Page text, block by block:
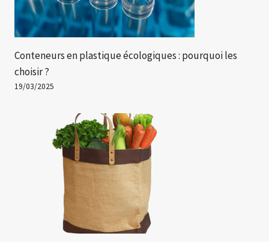
Conteneurs en plastique écologiques : pourquoi les
choisir ?
19/03/2025